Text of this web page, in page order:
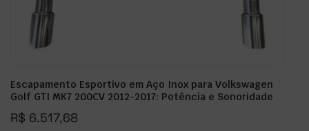
Escapamento Esportivo em Aço Inox para Volkswagen
Golf GTI MK7 200CV 2012-2017: Potência e Sonoridade
R$ 6.517,68